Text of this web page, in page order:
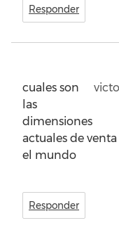
Responder
cuales son
las
dimensiones
actuales de
el mundo
Responder